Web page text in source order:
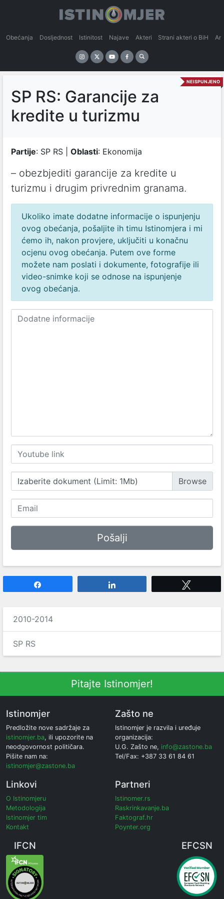
Obećanja Dosljednost Istinitost Najave Akteri Strani akteri o BiH
NEISPUNJENO
SP RS: Garancije za
kredite u turizmu
Partije: SP RS | Oblasti: Ekonomija
– obezbjediti gаrаncije zа kredite u
turizmu i drugim privrednim grаnаmа.
Ukoliko imate dodatne informacije o ispunjenju
ovog obećanja, pošaljite ih timu Istinomjera i mi
ćemo ih, nakon provjere, uključiti u konačnu
ocjenu ovog obećanja. Putem ove forme
možete nam poslati i dokumente, fotografije ili
video-snimke koji se odnose na ispunjenje
ovog obećanja.
Izaberite dokument (Limit: 1Mb)
2010-2014
SP RS
Pitajte Istinomjer!
Istinomjer
Predložite nove sadržaje za
istinomjer.ba, ili upozorite na
neodgovornost političara.
Pišite nam na:
istinomjer@zastone.ba
Zašto ne
Istinomjer je razvila i uređuje
organizacija:
U.G. Zašto ne, info@zastone.ba
Tel/Fax: +387 33 61 84 61
Linkovi
O Istinomjeru
Metodologija
Istinomjer tim
Kontakt
Partneri
Istinomer.rs
Raskrinkavanje.ba
Faktograf.hr
Poynter.org
IFCN EFCSN